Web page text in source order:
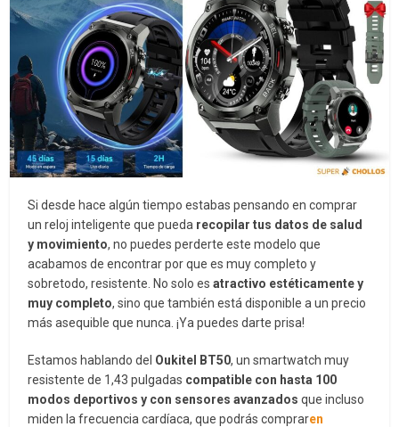
Si desde hace algún tiempo estabas pensando en comprar
un reloj inteligente que pueda recopilar tus datos de salud
y movimiento, no puedes perderte este modelo que
acabamos de encontrar por que es muy completo y
sobretodo, resistente. No solo esatractivo estéticamente y
muy completo, sino que también está disponible a un precio
más asequible que nunca. ¡Ya puedes darte prisa!
Estamos hablando del Oukitel BT50, un smartwatch muy
resistente de 1,43 pulgadas compatible con hasta 100
modos deportivos y con sensores avanzadosque incluso
miden la frecuencia cardíaca, que podrás compraren